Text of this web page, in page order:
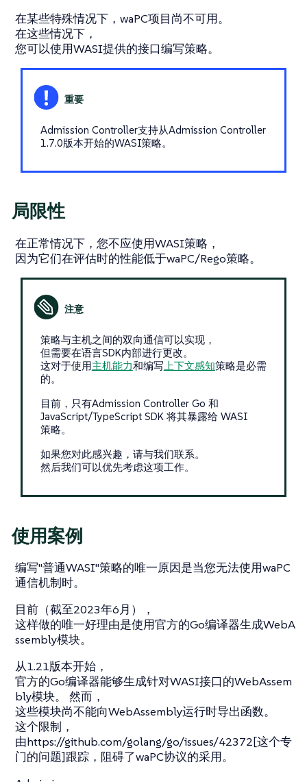
在某些特殊情况下，waPC项目尚不可用。
在这些情况下，
您可以使用WASI提供的接口编写策略。
Admission Controller支持从Admission Controller
1.7.0版本开始的WASI策略。
局限性
在正常情况下，您不应使用WASI策略，
因为它们在评估时的性能低于waPC/Rego策略。
策略与主机之间的双向通信可以实现，
但需要在语言SDK内部进行更改。
这对于使用主机能力和编写上下文感知策略是必需
的。
目前，只有Admission Controller Go 和
JavaScript/TypeScript SDK 将其暴露给 WASI
策略。
如果您对此感兴趣，请与我们联系。
然后我们可以优先考虑这项工作。
使用案例
编写"普通WASI"策略的唯一原因是当您无法使用waPC
通信机制时。
目前（截至2023年6月），
这样做的唯一好理由是使用官方的Go编译器生成WebA
ssembly模块。
从1.21版本开始，
官方的Go编译器能够生成针对WASI接口的WebAssem
bly模块。 然而，
这些模块尚不能向WebAssembly运行时导出函数。
这个限制，
由https://github.com/golang/go/issues/42372[这个专
门的问题]跟踪，阻碍了waPC协议的采用。